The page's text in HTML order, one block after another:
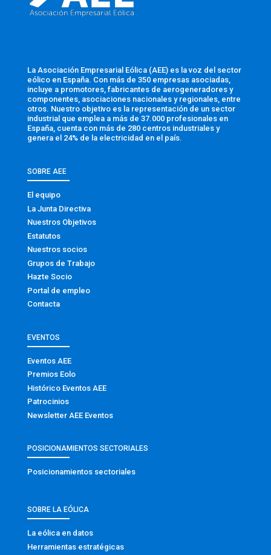
La Asociación Empresarial Eólica (AEE) es la voz del sector
eólico en España. Con más de 350 empresas asociadas,
incluye a promotores, fabricantes de aerogeneradores y
componentes, asociaciones nacionales y regionales, entre
otros. Nuestro objetivo es la representación de un sector
industrial que emplea a más de 37.000 profesionales en
España, cuenta con más de 280 centros industriales y
genera el 24% de la electricidad en el país.
SOBRE AEE
El equipo
La Junta Directiva
Nuestros Objetivos
Estatutos
Nuestros socios
Grupos de Trabajo
Hazte Socio
Portal de empleo
Contacta
EVENTOS
Eventos AEE
Premios Eolo
Histórico Eventos AEE
Patrocinios
Newsletter AEE Eventos
POSICIONAMIENTOS SECTORIALES
Posicionamientos sectoriales
SOBRE LA EÓLICA
La eólica en datos
Herramientas estratégicas